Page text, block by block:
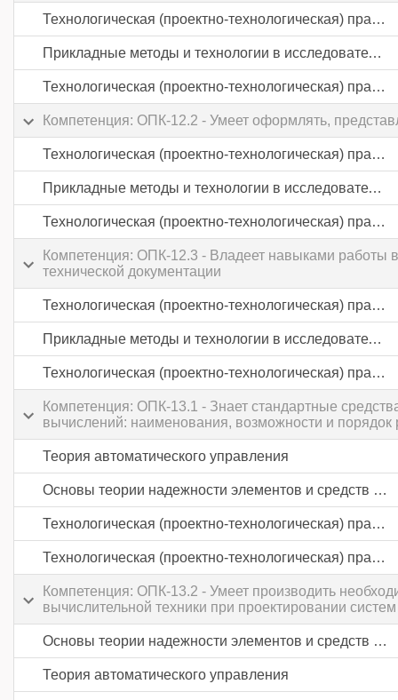
Технологическая (проектно-технологическая) практика
Прикладные методы и технологии в исследовательской деятельности
Технологическая (проектно-технологическая) практика
Компетенция: ОПК-12.2 - Умеет оформлять,
Технологическая (проектно-технологическая) практика
Прикладные методы и технологии в исследовательской деятельности
Технологическая (проектно-технологическая) практика
Компетенция: ОПК-12.3 - Владеет навыками работы
технической документации
Технологическая (проектно-технологическая) практика
Прикладные методы и технологии в исследовательской деятельности
Технологическая (проектно-технологическая) практика
Компетенция: ОПК-13.1 - Знает стандартные
вычислений: наименования, возможности и порядок
Теория автоматического управления
Основы теории надежности элементов и средств автоматики
Технологическая (проектно-технологическая) практика
Технологическая (проектно-технологическая) практика
Компетенция: ОПК-13.2 - Умеет производить
вычислительной техники при проектировании
Основы теории надежности элементов и средств автоматики
Теория автоматического управления